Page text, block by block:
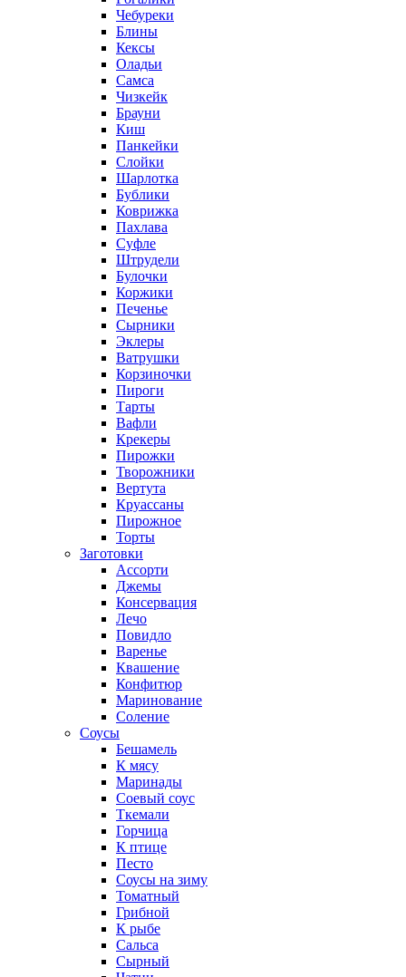
Чебуреки
Блины
Кексы
Оладьи
Самса
Чизкейк
Брауни
Киш
Панкейки
Слойки
Шарлотка
Бублики
Коврижка
Пахлава
Суфле
Штрудели
Булочки
Коржики
Печенье
Сырники
Эклеры
Ватрушки
Корзиночки
Пироги
Тарты
Вафли
Крекеры
Пирожки
Творожники
Вертута
Круассаны
Пирожное
Торты
Заготовки
Ассорти
Джемы
Консервация
Лечо
Повидло
Варенье
Квашение
Конфитюр
Маринование
Соление
Соусы
Бешамель
К мясу
Маринады
Соевый соус
Ткемали
Горчица
К птице
Песто
Соусы на зиму
Томатный
Грибной
К рыбе
Сальса
Сырный